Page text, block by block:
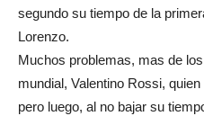
segundo su tiempo de la
Lorenzo.
Muchos problemas, mas de
mundial, Valentino Rossi,
pero luego, al no bajar su